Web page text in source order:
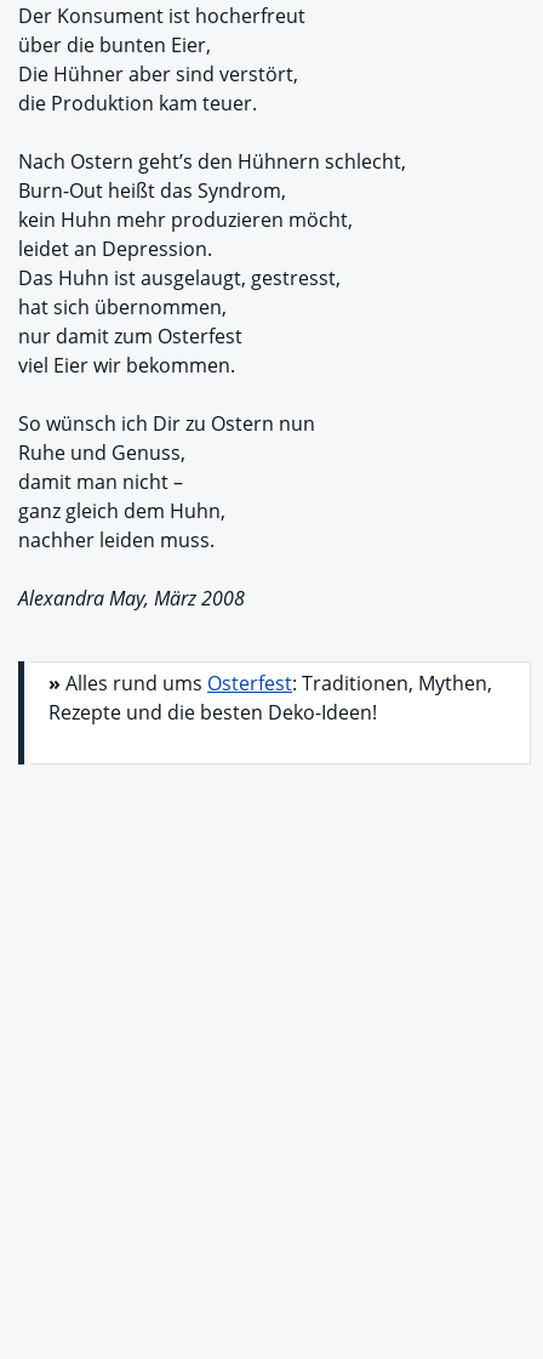
Der Konsument ist hocherfreut
über die bunten Eier,
Die Hühner aber sind verstört,
die Produktion kam teuer.
Nach Ostern geht’s den Hühnern schlecht,
Burn-Out heißt das Syndrom,
kein Huhn mehr produzieren möcht,
leidet an Depression.
Das Huhn ist ausgelaugt, gestresst,
hat sich übernommen,
nur damit zum Osterfest
viel Eier wir bekommen.
So wünsch ich Dir zu Ostern nun
Ruhe und Genuss,
damit man nicht –
ganz gleich dem Huhn,
nachher leiden muss.
Alexandra May, März 2008
» Alles rund ums Osterfest: Traditionen, Mythen,
Rezepte und die besten Deko-Ideen!